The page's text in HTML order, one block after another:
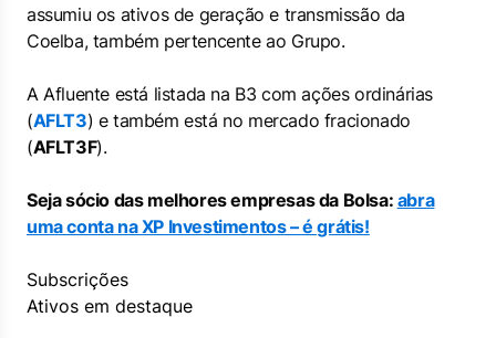
assumiu os ativos de geração e transmissão da
Coelba, também pertencente ao Grupo.
A Afluente está listada na B3 com ações ordinárias
(AFLT3) e também está no mercado fracionado
(AFLT3F).
Seja sócio das melhores empresas da Bolsa: abra
uma conta na XP Investimentos – é grátis!
Subscrições
Ativos em destaque